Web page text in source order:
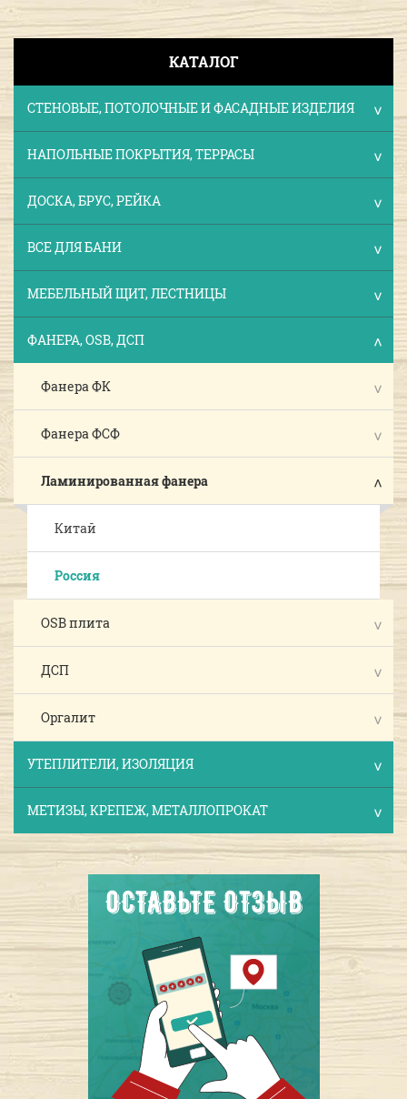
КАТАЛОГ
СТЕНОВЫЕ, ПОТОЛОЧНЫЕ И ФАСАДНЫЕ ИЗДЕЛИЯ
НАПОЛЬНЫЕ ПОКРЫТИЯ, ТЕРРАСЫ
ДОСКА, БРУС, РЕЙКА
ВСЕ ДЛЯ БАНИ
МЕБЕЛЬНЫЙ ЩИТ, ЛЕСТНИЦЫ
ФАНЕРА, OSB, ДСП
Фанера ФК
Фанера ФСФ
Ламинированная фанера
Китай
Россия
OSB плита
ДСП
Оргалит
УТЕПЛИТЕЛИ, ИЗОЛЯЦИЯ
МЕТИЗЫ, КРЕПЕЖ, МЕТАЛЛОПРОКАТ